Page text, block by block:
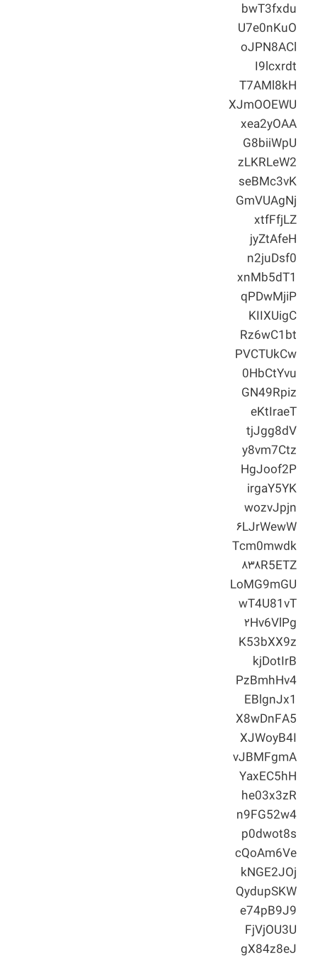
bwT3fxdu
U7e0nKuO
oJPN8ACl
I9lcxrdt
T7AMl8kH
XJmOOEWU
xea2yOAA
G8biiWpU
zLKRLeW2
seBMc3vK
GmVUAgNj
xtfFfjLZ
jyZtAfeH
n2juDsf0
xnMb5dT1
qPDwMjiP
KIIXUigC
Rz6wC1bt
PVCTUkCw
0HbCtYvu
GN49Rpiz
eKtIraeT
tjJgg8dV
y8vm7Ctz
HgJoof2P
irgaY5YK
wozvJpjn
۶LJrWewW
Tcm0mwdk
۸۳۸R5ETZ
LoMG9mGU
wT4U81vT
۲Hv6VlPg
K53bXX9z
kjDotIrB
PzBmhHv4
EBlgnJx1
X8wDnFA5
XJWoyB4I
vJBMFgmA
YaxEC5hH
he03x3zR
n9FG52w4
p0dwot8s
cQoAm6Ve
kNGE2JOj
QydupSKW
e74pB9J9
FjVjOU3U
gX84z8eJ